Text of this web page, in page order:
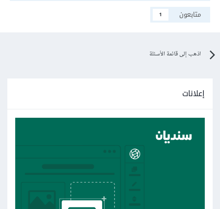
متابعون
1
اذهب إلى قائمة الأسئلة
إعلانات